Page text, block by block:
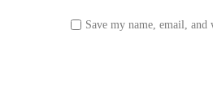
Save my name, email,